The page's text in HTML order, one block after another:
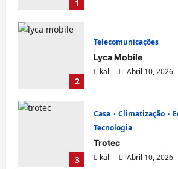
Code Labs Academy
Abril 7, 2026 0
1
2
Telecomunicações
Lyca Mobile
kali
Abril 10, 2026
3
Casa Climatização
Tecnologia
Trotec
kali
Abril 10, 2026